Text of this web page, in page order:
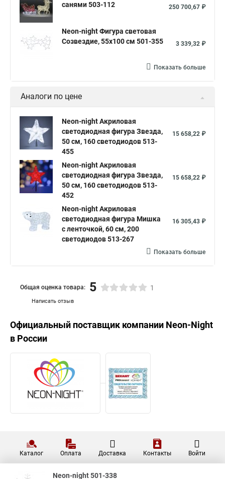
санями 503-112
250 700,67 ₽
Neon-night Фигура световая
Созвездие, 55х100 см 501-355
3 339,32 ₽
Показать больше
Аналоги по цене
Neon-night Акриловая
светодиодная фигура Звезда,
50 см, 160 светодиодов 513-
455
15 658,22 ₽
Neon-night Акриловая
светодиодная фигура Звезда,
50 см, 160 светодиодов 513-
452
15 658,22 ₽
Neon-night Акриловая
светодиодная фигура Мишка
с ленточкой, 60 см, 200
светодиодов 513-267
16 305,43 ₽
Показать больше
Написать отзыв
Общая оценка товара: 5 1
Официальный поставщик компании Neon-Night
в России
Каталог Оплата Доставка Контакты Войти
Neon-night 501-338